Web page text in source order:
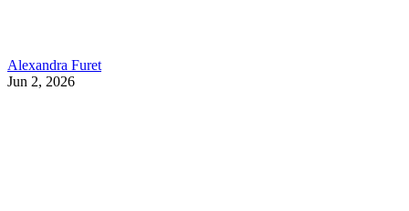
Alexandra Furet
Jun 2, 2026